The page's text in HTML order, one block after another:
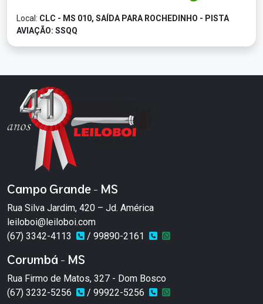
Local: CLC - MS 010, SAÍDA PARA ROCHEDINHO - PISTA
AVIAÇÃO: SSQQ
Campo Grande - MS
Rua Silva Jardim, 420 – Jd. América
leiloboi@leiloboi.com
(67) 3342-4113
/ 99890-2161
Corumbá - MS
Rua Firmo de Matos, 327 - Dom Bosco
(67) 3232-5256
/ 99922-5256